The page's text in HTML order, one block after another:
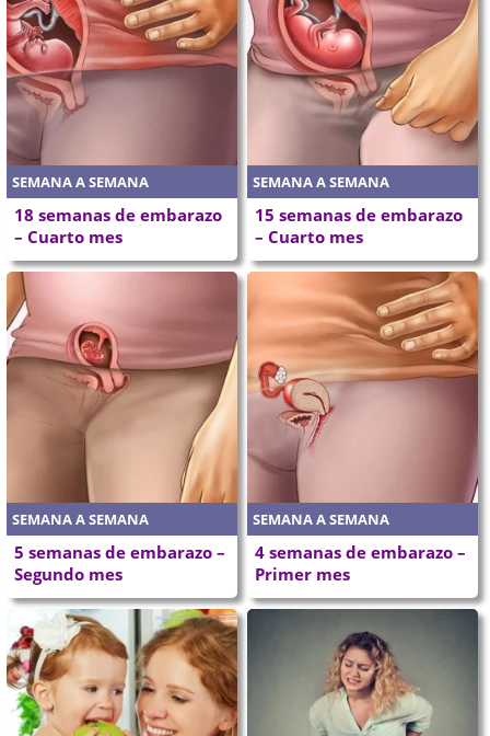
SEMANA A SEMANA
18 semanas de embarazo
– Cuarto mes
SEMANA A SEMANA
15 semanas de embarazo
– Cuarto mes
SEMANA A SEMANA
5 semanas de embarazo –
Segundo mes
SEMANA A SEMANA
4 semanas de embarazo –
Primer mes